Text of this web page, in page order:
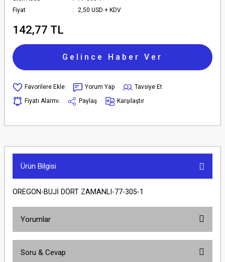
Fiyat
2,50 USD + KDV
142,77 TL
Gelince Haber Ver
Yorum Yap
Tavsiye Et
Fiyatı Alarmı
Paylaş Karşılaştır
Ürün Bilgisi
OREGON-BUJİ DÖRT ZAMANLI-77-305-1
Yorumlar
Soru & Cevap